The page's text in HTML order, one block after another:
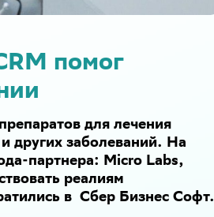
помог
для лечения
других заболеваний. На
партнера: Micro Labs,
реалиям
в Сбер Бизнес Софт.